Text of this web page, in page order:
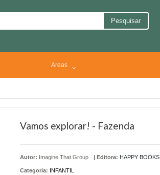
Pesquisar
Areas
Vamos explorar! - Fazenda
Autor: Imagine That Group | Editora: HAPPY BOOKS
Categoria: INFANTIL